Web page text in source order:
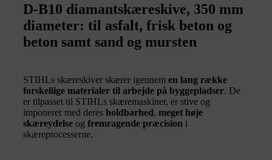
D-B10 diamantskæreskive, 350 mm
diameter: til asfalt, frisk beton og
beton samt sand og mursten
STIHLs skæreskiver skærer igennem en lang række
forskellige materialer til arbejde på byggepladser. De
er tilpasset til STIHLs skæremaskiner, er stive og
imponerer med deres holdbarhed, meget høje
skæreydelse og fremragende præcision i
skæreprocesserne.